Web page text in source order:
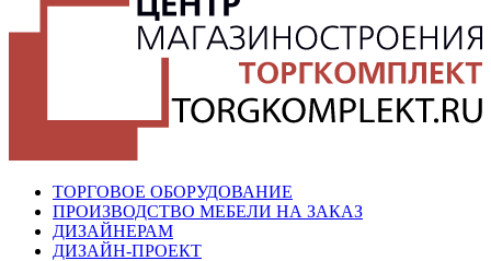
ТОРГОВОЕ ОБОРУДОВАНИЕ
ПРОИЗВОДСТВО МЕБЕЛИ НА ЗАКАЗ
ДИЗАЙНЕРАМ
ДИЗАЙН-ПРОЕКТ